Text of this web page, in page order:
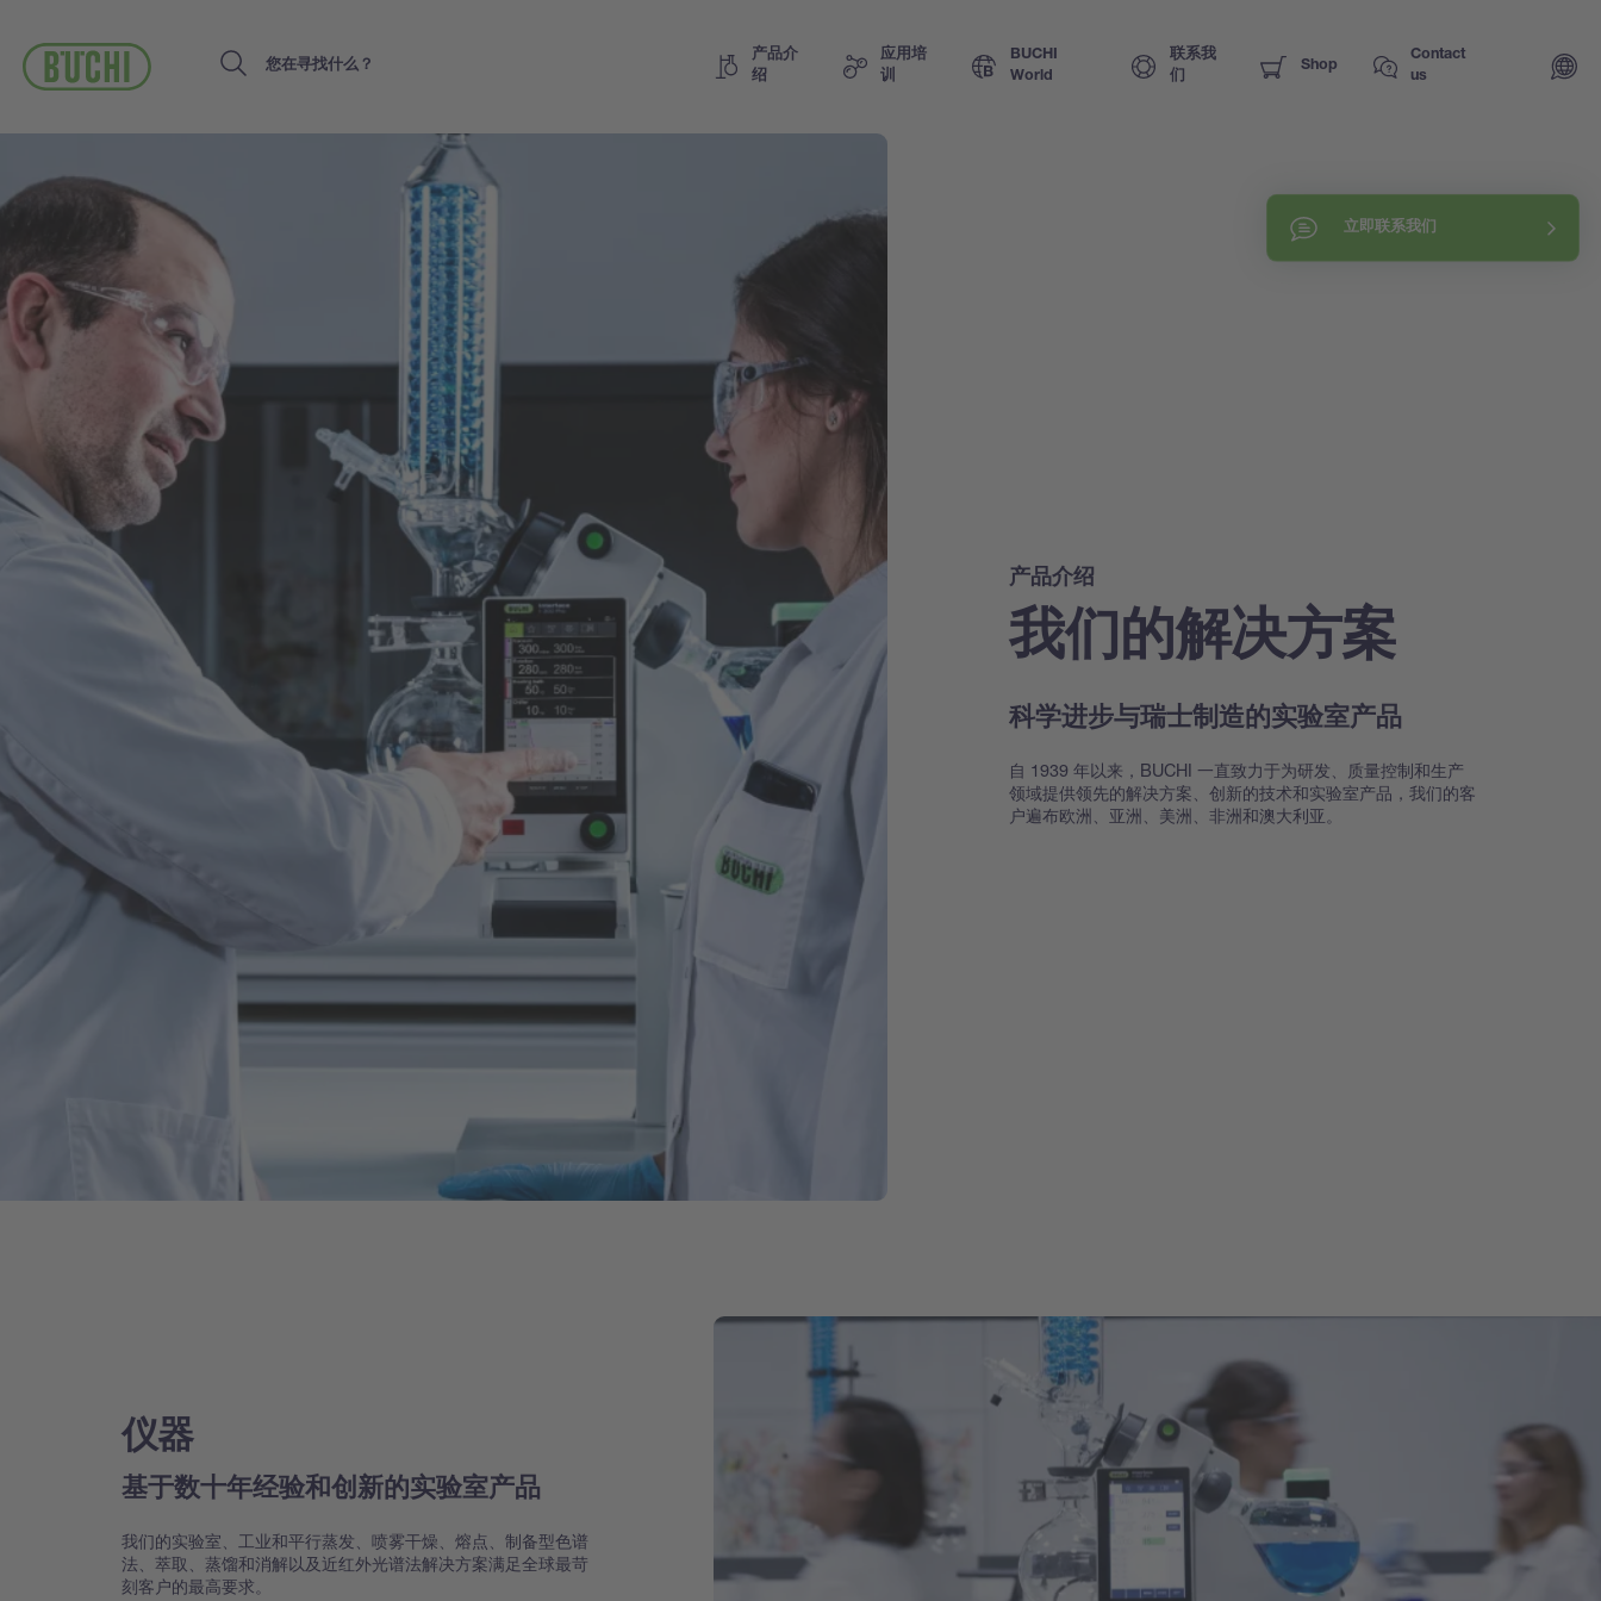
Search
产品介
绍
应用培
训
BUCHI
World
联系我
们
Shop
Contact
us
立即联系我们
产品介绍
我们的解决方案
科学进步与瑞士制造的实验室产品
自 1939 年以来，BUCHI 一直致力于为研发、质量控制和生产
领域提供领先的解决方案、创新的技术和实验室产品，我们的客
户遍布欧洲、亚洲、美洲、非洲和澳大利亚。
仪器
基于数十年经验和创新的实验室产品
我们的实验室、工业和平行蒸发、喷雾干燥、熔点、制备型色谱
法、萃取、蒸馏和消解以及近红外光谱法解决方案满足全球最苛
刻客户的最高要求。